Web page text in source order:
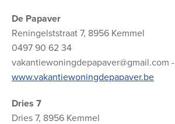
De Papaver
Reningelststraat 7, 8956 Kemmel
0497 90 62 34
vakantiewoningdepapaver@gmail.com -
www.vakantiewoningdepapaver.be
Dries 7
Dries 7, 8956 Kemmel